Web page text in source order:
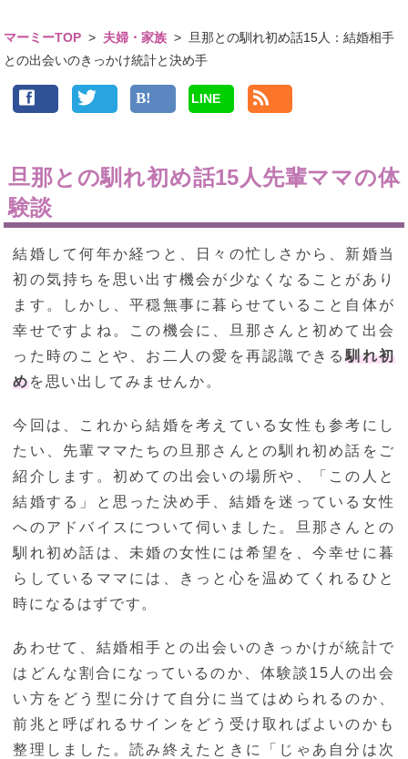
マーミーTOP > 夫婦・家族 >
旦那との馴れ初め話15人：結婚相手
との出会いのきっかけ統計と決め手
LINE
旦那との馴れ初め話15人先輩ママの体
験談
結婚して何年か経つと、日々の忙しさから、新婚当
初の気持ちを思い出す機会が少なくなることがあり
ます。しかし、平穏無事に暮らせていること自体が
幸せですよね。この機会に、旦那さんと初めて出会
った時のことや、お二人の愛を再認識できる馴れ初
めを思い出してみませんか。
今回は、これから結婚を考えている女性も参考にし
たい、先輩ママたちの旦那さんとの馴れ初め話をご
紹介します。初めての出会いの場所や、「この人と
結婚する」と思った決め手、結婚を迷っている女性
へのアドバイスについて伺いました。旦那さんとの
馴れ初め話は、未婚の女性には希望を、今幸せに暮
らしているママには、きっと心を温めてくれるひと
時になるはずです。
あわせて、結婚相手との出会いのきっかけが統計で
はどんな割合になっているのか、体験談15人の出会
い方をどう型に分けて自分に当てはめられるのか、
前兆と呼ばれるサインをどう受け取ればよいのかも
整理しました。読み終えたときに「じゃあ自分は次